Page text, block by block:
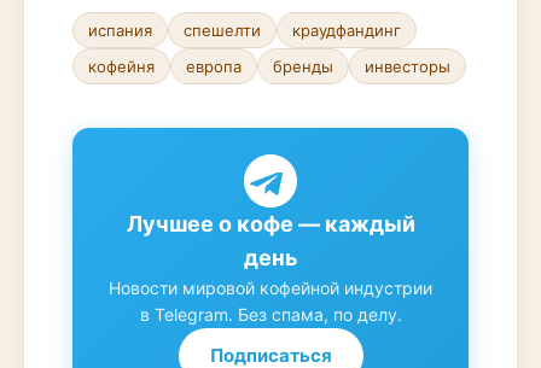
испания спешелти
краудфандинг
кофейня
европа бренды инвесторы
Лучшее о кофе — каждый
день
Новости мировой кофейной индустрии
в Telegram. Без спама, по делу.
Подписаться